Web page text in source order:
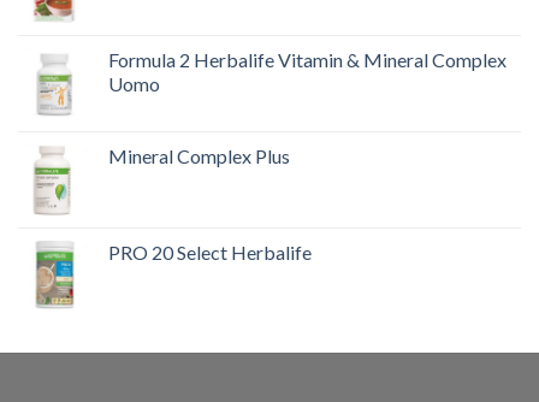
Formula 2 Herbalife Vitamin & Mineral Complex
Uomo
Mineral Complex Plus
PRO 20 Select Herbalife